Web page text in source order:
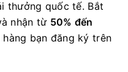
thưởng quốc tế. Bắt
nhận từ 50% đến
bạn đăng ký trên